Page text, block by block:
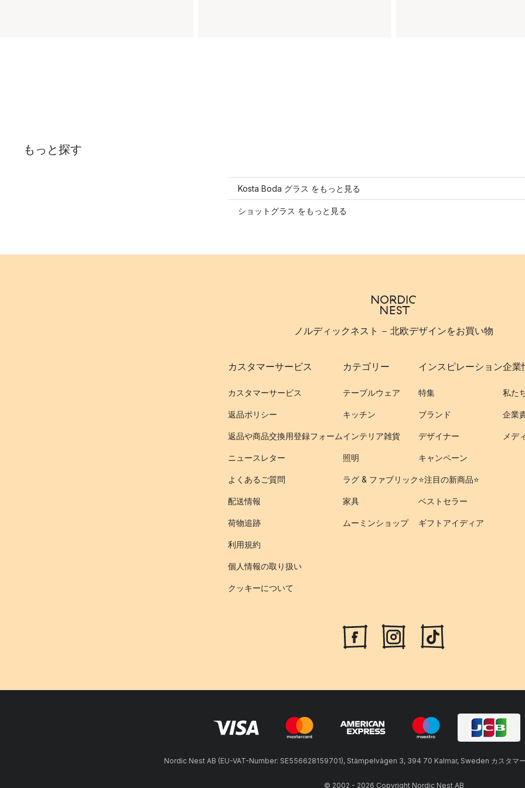
もっと探す
Kosta Boda グラス をもっと見る
ショットグラス をもっと見る
ノルディックネスト - 北欧デザインをお買い物
カスタマーサービス
カスタマーサービス
返品ポリシー
返品や商品交換用登録フォーム
ニュースレター
よくあるご質問
配送情報
荷物追跡
利用規約
個人情報の取り扱い
クッキーについて
カテゴリー
テーブルウェア
キッチン
インテリア雑貨
照明
ラグ & ファブリック
家具
ムーミンショップ
インスピレーション
特集
ブランド
デザイナー
キャンペーン
⭐️注目の新商品⭐️
ベストセラー
ギフトアイディア
企業
私た
企業
メデ
Nordic Nest AB (EU-VAT-Number: SE556628159701), Stämpelvägen 3, 394 70 Kalmar, Sweden カスタマ
© 2002 - 2026 Copyright Nordic Nest AB